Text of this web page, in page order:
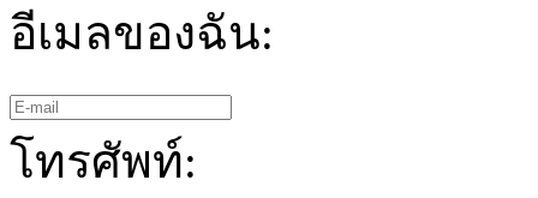
อีเมลของฉัน:
โทรศัพท์: